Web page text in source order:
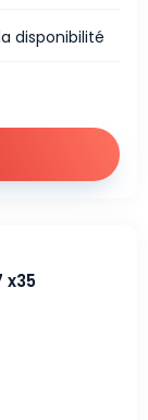
disponibilité
x35